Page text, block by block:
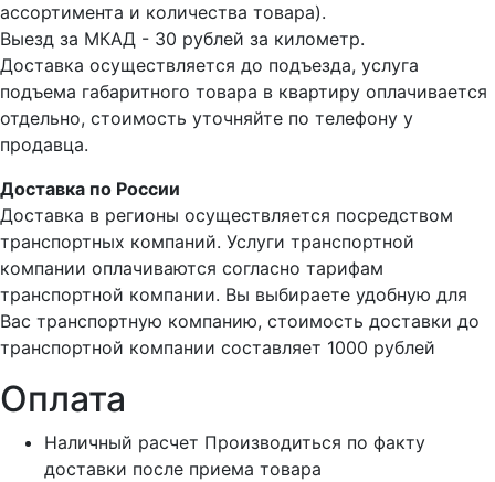
ассортимента и количества товара).
Выезд за МКАД - 30 рублей за километр.
Доставка осуществляется до подъезда, услуга
подъема габаритного товара в квартиру оплачивается
отдельно, стоимость уточняйте по телефону у
продавца.
Доставка по России
Доставка в регионы осуществляется посредством
транспортных компаний. Услуги транспортной
компании оплачиваются согласно тарифам
транспортной компании. Вы выбираете удобную для
Вас транспортную компанию, стоимость доставки до
транспортной компании составляет 1000 рублей
Оплата
Наличный расчет Производиться по факту
доставки после приема товара